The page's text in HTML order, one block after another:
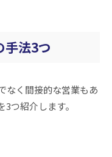
手法3つ
なく間接的な営業もあ
つ紹介します。